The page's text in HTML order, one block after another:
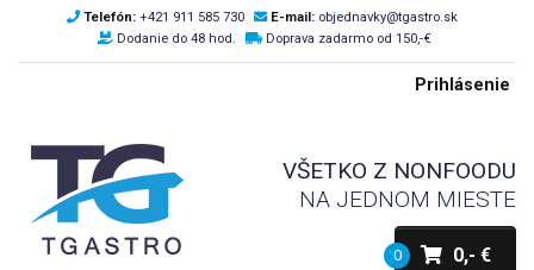
Telefón: +421 911 585 730 E-mail: objednavky@tgastro.sk
Dodanie do 48 hod.
Doprava zadarmo od 150,-€
Prihlásenie
VŠETKO Z NONFOODU
NA JEDNOM MIESTE
0 0,- €